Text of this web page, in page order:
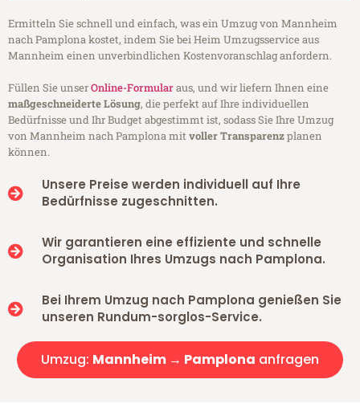
Ermitteln Sie schnell und einfach, was ein Umzug von Mannheim
nach Pamplona kostet, indem Sie bei Heim Umzugsservice aus
Mannheim einen unverbindlichen Kostenvoranschlag anfordern.
Füllen Sie unserOnline-Formularaus, und wir liefern Ihnen eine
maßgeschneiderte Lösung, die perfekt auf Ihre individuellen
Bedürfnisse und Ihr Budget abgestimmt ist, sodass Sie Ihre Umzug
von Mannheim nach Pamplona mitvoller Transparenzplanen
können.
Unsere Preise werden individuell auf Ihre
Bedürfnisse zugeschnitten.
Wir garantieren eine effiziente und schnelle
Organisation Ihres Umzugs nach Pamplona.
Bei Ihrem Umzug nach Pamplona genießen Sie
unseren Rundum-sorglos-Service.
Umzug: Mannheim → Pamplona anfragen